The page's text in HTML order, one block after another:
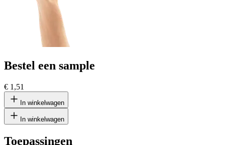
Bestel een sample
€ 1,51
In winkelwagen
In winkelwagen
Toepassingen